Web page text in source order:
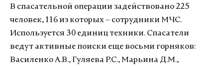
В спасательной операции задействовано 225
человек, 116 из которых – сотрудники МЧС.
Используется 30 единиц техники. Спасатели
ведут активные поиски еще восьми горняков:
Василенко А.В., Гуляева Р.С., Марьина Д.М.,